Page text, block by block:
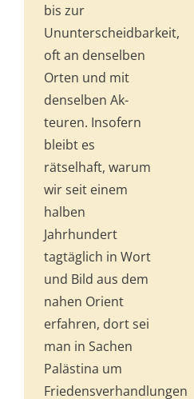
bis zur
Ununterscheidbarkeit,
oft an denselben
Orten und mit
denselben Ak­
teuren. Insofern
bleibt es
rätselhaft, warum
wir seit einem
halben
Jahrhundert
tagtäglich in Wort
und Bild aus dem
nahen Orient
erfahren, dort sei
man in Sachen
Palästina um
Friedensverhandlungen